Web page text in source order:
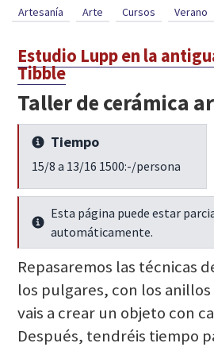
Artesanía Arte Cursos Verano
Estudio Lupp en la
Tibble
Taller de cerámica
Seguir leyendo
Tiempo
15/8 a 13/16 1500:-/persona
Seguir leyendo
Esta página puede estar
automáticamente.
Repasaremos las técnicas
los pulgares, con los
vais a crear un objeto con
Después, tendréis tiempo